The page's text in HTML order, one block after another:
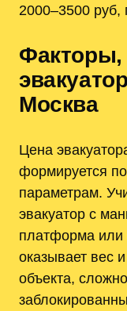
2000–3500 руб,
Москва
Цена
формируется
параметрам.
эвакуатор с
платформа или
оказывает вес
объекта,